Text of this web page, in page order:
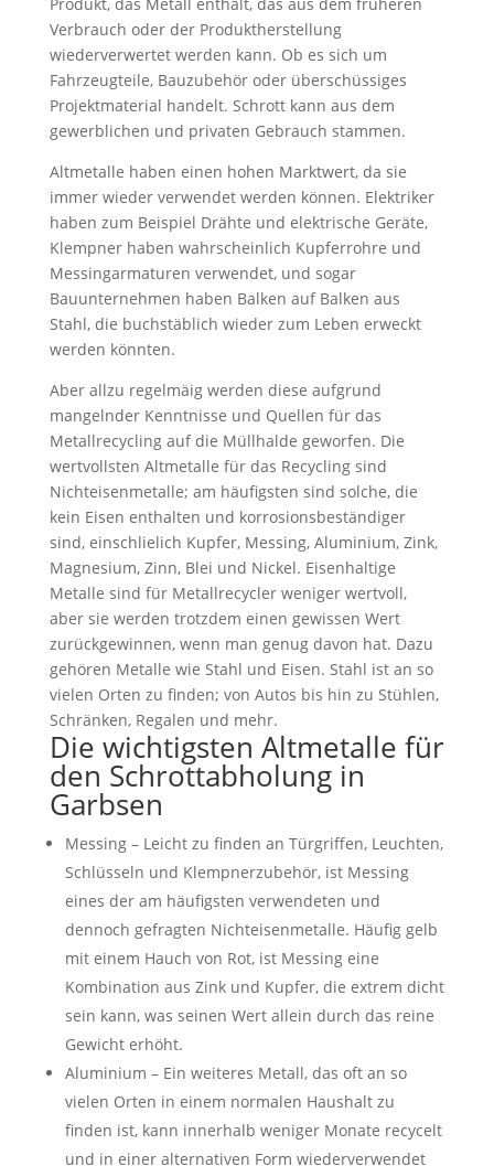
Produkt, das Metall enthält, das aus dem früheren
Verbrauch oder der Produktherstellung
wiederverwertet werden kann. Ob es sich um
Fahrzeugteile, Bauzubehör oder überschüssiges
Projektmaterial handelt. Schrott kann aus dem
gewerblichen und privaten Gebrauch stammen.
Altmetalle haben einen hohen Marktwert, da sie
immer wieder verwendet werden können. Elektriker
haben zum Beispiel Drähte und elektrische Geräte,
Klempner haben wahrscheinlich Kupferrohre und
Messingarmaturen verwendet, und sogar
Bauunternehmen haben Balken auf Balken aus
Stahl, die buchstäblich wieder zum Leben erweckt
werden könnten.
Aber allzu regelmäig werden diese aufgrund
mangelnder Kenntnisse und Quellen für das
Metallrecycling auf die Müllhalde geworfen. Die
wertvollsten Altmetalle für das Recycling sind
Nichteisenmetalle; am häufigsten sind solche, die
kein Eisen enthalten und korrosionsbeständiger
sind, einschlielich Kupfer, Messing, Aluminium, Zink,
Magnesium, Zinn, Blei und Nickel. Eisenhaltige
Metalle sind für Metallrecycler weniger wertvoll,
aber sie werden trotzdem einen gewissen Wert
zurückgewinnen, wenn man genug davon hat. Dazu
gehören Metalle wie Stahl und Eisen. Stahl ist an so
vielen Orten zu finden; von Autos bis hin zu Stühlen,
Schränken, Regalen und mehr.
Die wichtigsten Altmetalle für
den Schrottabholung in
Garbsen
Messing – Leicht zu finden an Türgriffen, Leuchten,
Schlüsseln und Klempnerzubehör, ist Messing
eines der am häufigsten verwendeten und
dennoch gefragten Nichteisenmetalle. Häufig gelb
mit einem Hauch von Rot, ist Messing eine
Kombination aus Zink und Kupfer, die extrem dicht
sein kann, was seinen Wert allein durch das reine
Gewicht erhöht.
Aluminium – Ein weiteres Metall, das oft an so
vielen Orten in einem normalen Haushalt zu
finden ist, kann innerhalb weniger Monate recycelt
und in einer alternativen Form wiederverwendet